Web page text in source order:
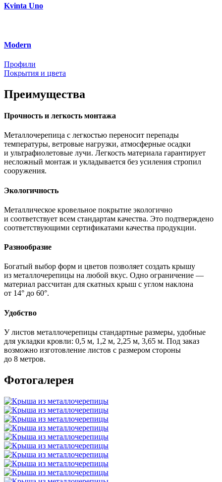
Kvinta Uno
Modern
Профили
Покрытия и цвета
Преимущества
Прочность и легкость монтажа
Металлочерепица с легкостью переносит перепады
температуры, ветровые нагрузки, атмосферные осадки
и ультрафиолетовые лучи. Легкость материала гарантирует
несложный монтаж и укладывается без усиления стропил
сооружения.
Экологичность
Металлическое кровельное покрытие экологично
и соответствует всем стандартам качества. Это подтверждено
соответствующими сертификатами качества продукции.
Разнообразие
Богатый выбор форм и цветов позволяет создать крышу
из металлочерепицы на любой вкус. Одно ограничение —
материал рассчитан для скатных крыш с углом наклона
от 14° до 60°.
Удобство
У листов металлочерепицы стандартные размеры, удобные
для укладки кровли: 0,5 м, 1,2 м, 2,25 м, 3,65 м. Под заказ
возможно изготовление листов с размером стороны
до 8 метров.
Фотогалерея